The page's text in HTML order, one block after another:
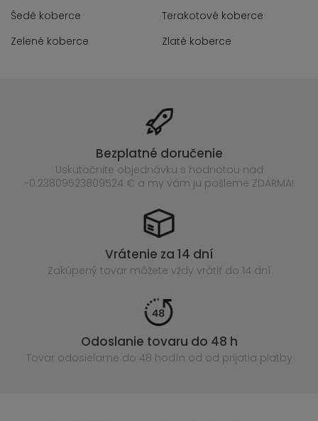
Šedé koberce
Terakotové koberce
Zelené koberce
Zlaté koberce
Bezplatné doručenie
Uskutočnite objednávku s hodnotou nad
-0.23809523809524 € a my vám ju pošleme ZDARMA!
Vrátenie za 14 dní
Zakúpený tovar môžete vždy vrátiť do 14 dní
Odoslanie tovaru do 48 h
Tovar odosielame do 48 hodín od od prijatia platby